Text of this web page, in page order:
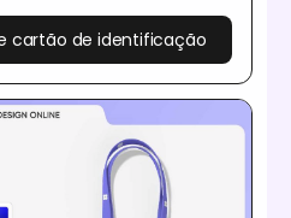
cartão de identificação